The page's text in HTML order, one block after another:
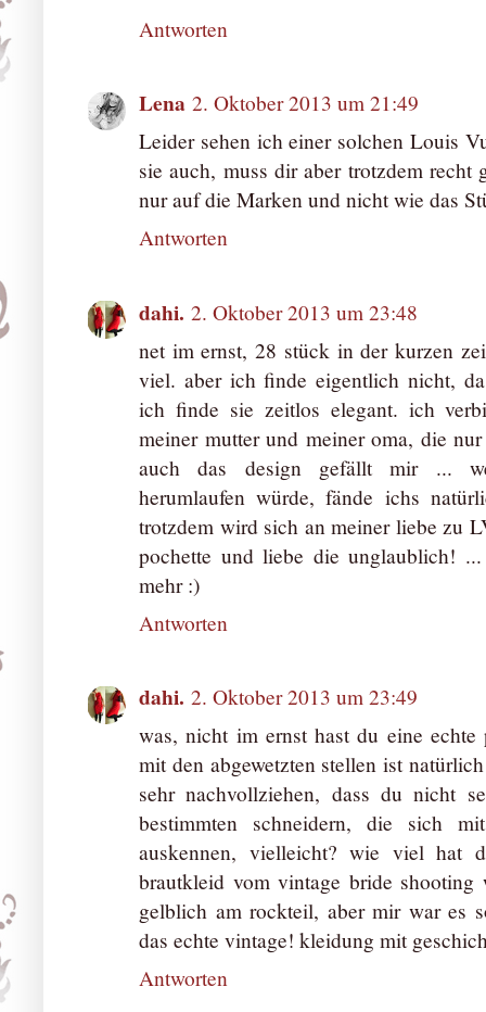
Antworten
Lena 2. Oktober 2013 um 21:49
Leider sehen ich einer solchen Louis
sie auch, muss dir aber trotzdem
nur auf die Marken und nicht wie das
Antworten
dahi. 2. Oktober 2013 um 23:48
net im ernst, 28 stück in der kurzen
viel. aber ich finde eigentlich nicht,
ich finde sie zeitlos elegant. ich
meiner mutter und meiner oma, die
auch das design gefällt mir ...
herumlaufen würde, fände ichs
trotzdem wird sich an meiner liebe zu
pochette und liebe die unglaublich!
mehr :)
Antworten
dahi. 2. Oktober 2013 um 23:49
was, nicht im ernst hast du eine
mit den abgewetzten stellen ist
sehr nachvollziehen, dass du nicht
bestimmten schneidern, die sich
auskennen, vielleicht? wie viel hat
brautkleid vom vintage bride shooting
gelblich am rockteil, aber mir war es
das echte vintage! kleidung mit
Antworten